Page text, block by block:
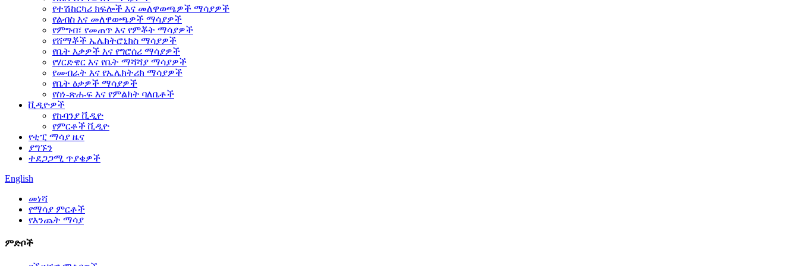
የተሽከርካሪ ክፍሎች እና መለዋወጫዎች ማሳያዎች
የልብስ እና መለዋወጫዎች ማሳያዎች
የምግብ፣ የመጠጥ እና የምቾት ማሳያዎች
የሸማቾች ኤሌክትሮኒክስ ማሳያዎች
የቤት እቃዎች እና የግሮሰሪ ማሳያዎች
የሃርድዌር እና የቤት ማሻሻያ ማሳያዎች
የመብራት እና የኤሌክትሪክ ማሳያዎች
የቤት ዕቃዎች ማሳያዎች
የስነ-ጽሑፍ እና የምልክት ባለቤቶች
ቪዲዮዎች
የኩባንያ ቪዲዮ
የምርቶች ቪዲዮ
የቲፒ ማሳያ ዜና
ያግኙን
ተደጋጋሚ ጥያቄዎች
English
መነሻ
የማሳያ ምርቶች
የእንጨት ማሳያ
ምድቦች